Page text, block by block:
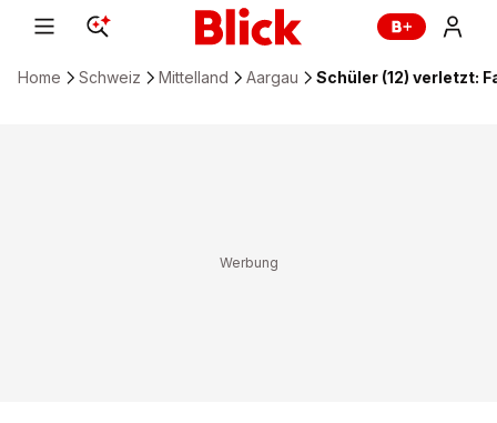
Home Schweiz Mittelland Aargau Schüler (12) verletzt: